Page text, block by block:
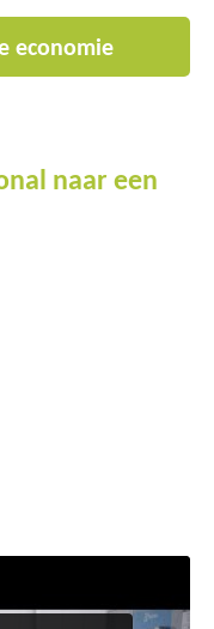
economie
naar een